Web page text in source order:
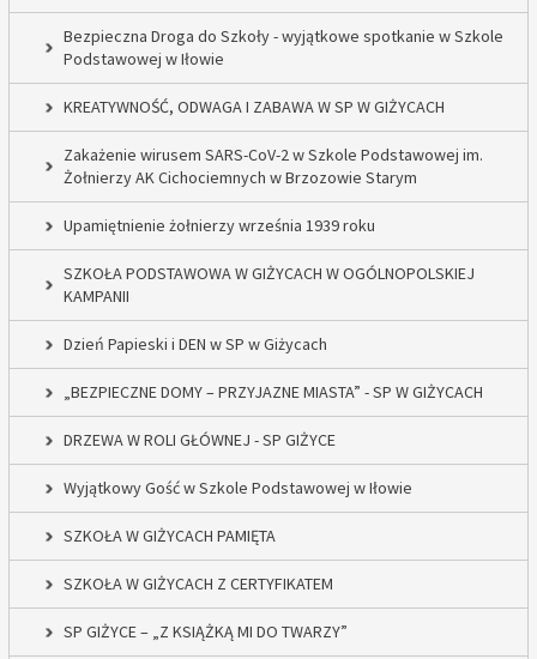
Bezpieczna Droga do Szkoły - wyjątkowe spotkanie w Szkole
Podstawowej w Iłowie
KREATYWNOŚĆ, ODWAGA I ZABAWA W SP W GIŻYCACH
Zakażenie wirusem SARS-CoV-2 w Szkole Podstawowej im.
Żołnierzy AK Cichociemnych w Brzozowie Starym
Upamiętnienie żołnierzy września 1939 roku
SZKOŁA PODSTAWOWA W GIŻYCACH W OGÓLNOPOLSKIEJ
KAMPANII
Dzień Papieski i DEN w SP w Giżycach
„BEZPIECZNE DOMY – PRZYJAZNE MIASTA” - SP W GIŻYCACH
DRZEWA W ROLI GŁÓWNEJ - SP GIŻYCE
Wyjątkowy Gość w Szkole Podstawowej w Iłowie
SZKOŁA W GIŻYCACH PAMIĘTA
SZKOŁA W GIŻYCACH Z CERTYFIKATEM
SP GIŻYCE – „Z KSIĄŻKĄ MI DO TWARZY”